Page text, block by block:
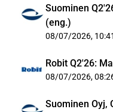
Suominen
(eng.)
08/07/2026,
Robit Q2'26:
08/07/2026,
Suominen Oyj,